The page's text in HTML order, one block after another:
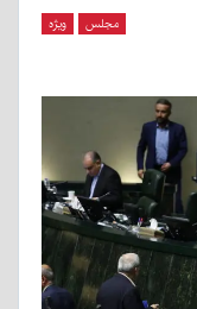
مجلس ویژه